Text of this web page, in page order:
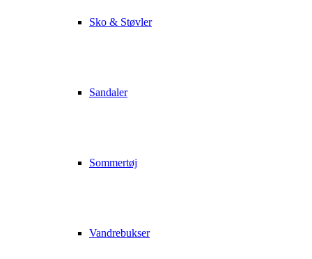
Sko & Støvler
Sandaler
Sommertøj
Vandrebukser